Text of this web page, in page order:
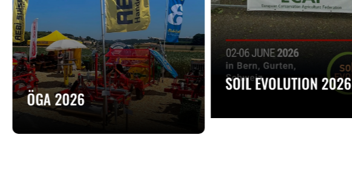
ÖGA 2026
SOIL EVOLUTION 2026